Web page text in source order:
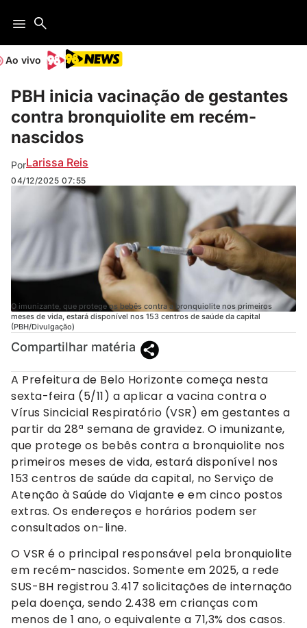
Ao vivo
PBH inicia vacinação de gestantes
contra bronquiolite em recém-
nascidos
PorLarissa Reis
04/12/2025 07:55
O imunizante, que protege os bebês contra a bronquiolite nos primeiros
meses de vida, estará disponível nos 153 centros de saúde da capital
(PBH/Divulgação)
Compartilhar matéria
A Prefeitura de Belo Horizonte começa nesta
sexta-feira (5/11) a aplicar a vacina contra o
Vírus Sincicial Respiratório (VSR) em gestantes a
partir da 28ª semana de gravidez. O imunizante,
que protege os bebês contra a bronquiolite nos
primeiros meses de vida, estará disponível nos
153 centros de saúde da capital, no Serviço de
Atenção à Saúde do Viajante e em cinco postos
extras. Os endereços e horários podem ser
consultados on-line.
O VSR é o principal responsável pela bronquiolite
em recém-nascidos. Somente em 2025, a rede
SUS-BH registrou 3.417 solicitações de internação
pela doença, sendo 2.438 em crianças com
menos de 1 ano, o equivalente a 71,3% dos casos.